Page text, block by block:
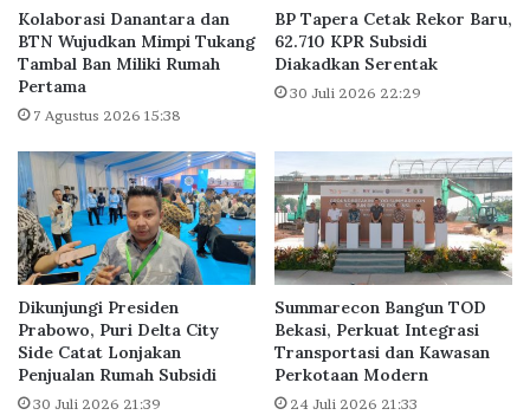
a
l
a
h
R
a
l
J
a
k
a
r
t
a
M
a
i
t
a
l
B
n
k
i
n
g
,
B
a
n
k
D
Kolaborasi Danantara dan
BTN Wujudkan Mimpi Tukang
Tambal Ban Miliki Rumah
Pertama
7 Agustus 2026 15:38
BP Tapera Cetak Rekor Baru,
62.710 KPR Subsidi
Diakadkan Serentak
30 Juli 2026 22:29
Dikunjungi Presiden
Prabowo, Puri Delta City
Side Catat Lonjakan
Penjualan Rumah Subsidi
30 Juli 2026 21:39
Summarecon Bangun TOD
Bekasi, Perkuat Integrasi
Transportasi dan Kawasan
Perkotaan Modern
24 Juli 2026 21:33